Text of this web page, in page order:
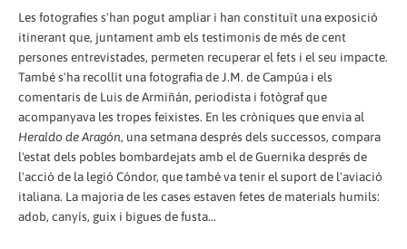
Les fotografies s'han pogut ampliar i han constituït una exposició
itinerant que, juntament amb els testimonis de més de cent
persones entrevistades, permeten recuperar el fets i el seu impacte.
També s'ha recollit una fotografia de J.M. de Campúa i els
comentaris de Luis de Armiñán, periodista i fotògraf que
acompanyava les tropes feixistes. En les cròniques que envia al
Heraldo de Aragón, una setmana després dels successos, compara
l'estat dels pobles bombardejats amb el de Guernika després de
l'acció de la legió Cóndor, que també va tenir el suport de l'aviació
italiana. La majoria de les cases estaven fetes de materials humils:
adob, canyís, guix i bigues de fusta...